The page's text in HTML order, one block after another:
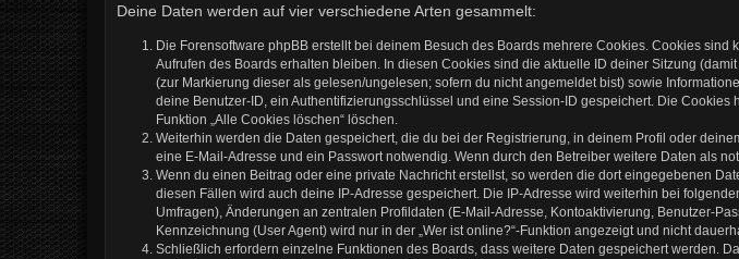
Deine Daten werden auf vier verschiedene Arten gesammelt:
Die Forensoftware phpBB erstellt bei deinem Besuch des Boards mehrere Cookies. Cookies
Aufrufen des Boards erhalten bleiben. In diesen Cookies sind die aktuelle ID deiner Sitzung
(zur Markierung dieser als gelesen/ungelesen; sofern du nicht angemeldet bist) sowie
deine Benutzer-ID, ein Authentifizierungsschlüssel und eine Session-ID gespeichert. Die
Funktion „Alle Cookies löschen“ löschen.
Weiterhin werden die Daten gespeichert, die du bei der Registrierung, in deinem Profil oder
eine E-Mail-Adresse und ein Passwort notwendig. Wenn durch den Betreiber weitere Daten als
Wenn du einen Beitrag oder eine private Nachricht erstellst, so werden die dort eingegebenen
diesen Fällen wird auch deine IP-Adresse gespeichert. Die IP-Adresse wird weiterhin bei
Umfragen), Änderungen an zentralen Profildaten (E-Mail-Adresse, Kontoaktivierung, Benutzer-
Kennzeichnung (User Agent) wird nur in der „Wer ist online?“-Funktion angezeigt und nicht
Schließlich erfordern einzelne Funktionen des Boards, dass weitere Daten gespeichert werden.